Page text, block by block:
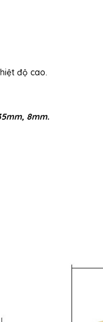
độ cao.
8mm.